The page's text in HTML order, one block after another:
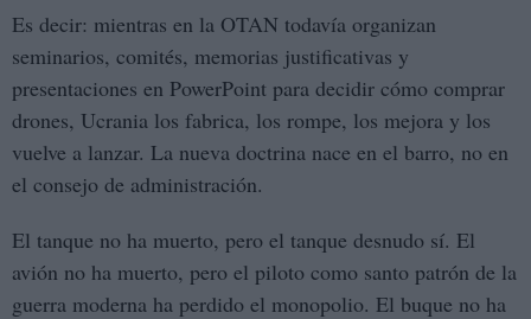
Es decir: mientras en la OTAN todavía organizan
seminarios, comités, memorias justificativas y
presentaciones en PowerPoint para decidir cómo comprar
drones, Ucrania los fabrica, los rompe, los mejora y los
vuelve a lanzar. La nueva doctrina nace en el barro, no en
el consejo de administración.
El tanque no ha muerto, pero el tanque desnudo sí. El
avión no ha muerto, pero el piloto como santo patrón de la
guerra moderna ha perdido el monopolio. El buque no ha